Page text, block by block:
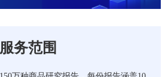
服务范围